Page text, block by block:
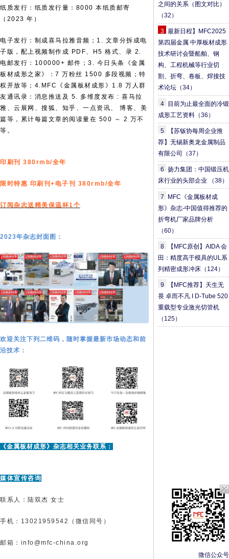
纸质发行：纸质发行量：8000 本纸质邮寄
（2023 年）
电子发行：制成喜马拉雅音频；1. 文章分拆成电
子版，配上视频制作成 PDF、H5 格式、录 2.
电邮发行：100000+ 邮件；3. 今日头条《金属
板材成形之家》：7 万粉丝 1500 多段视频；特
权开放等；4.MFC《金属板材成形》1.8 万人群
友通讯录：消息推送及 5. 多维度发布 : 喜马拉
雅、云展网、搜狐、知乎、一点资讯、 博客、美
篇等，累计每篇文章的阅读量在 500 ～ 2 万不
等。
印刷刊 380rmb/全年
限时特惠 印刷刊+电子刊 380rmb/全年
订阅杂志送精美保温杯1个
2023年杂志封面图：
欢迎关注下列二维码，随时掌握最新市场动态和前
沿技术：
《金属板材成形》杂志相关业务联系：
媒体宣传咨询
联系人：陆双杰 女士
手机：13021959542（微信同号）
邮箱：info@mfc-china.org
之间的关系（图文对比）
（32）
3 最新日程】MFC2025
第四届金属 中厚板材成形
技术研讨会暨船舶、钢
构、工程机械等行业切
割、折弯、卷板、焊接技
术论坛 （34）
4 目前为止最全面的冷锻
成形工艺资料 （36）
5
【苏钣协每周企业推
荐】无锡新奥龙金属制品
有限公司
（37）
6 扬力集团：中国锻压机
床行业的头部企业
（38）
7
MFC《金属板材成
形》杂志-中国值得推荐的
折弯机厂家品牌分析
（60）
8
【MFC原创】AIDA 会
田：精度高于模具的UL系
列精密成形冲床 （124）
9
【MFC推荐】天生无
畏 卓而不凡 I D-Tube 520
重载型专业激光切管机
（125）
微信公众号